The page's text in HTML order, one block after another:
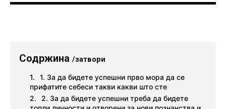
Содржина /затвори
1. За да бидете успешни прво мора да се
прифатите себеси такви какви што сте
2. За да бидете успешни треба да бидете